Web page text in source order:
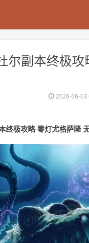
尔副本终极
2026-06-03
终极攻略 零灯尤格萨隆